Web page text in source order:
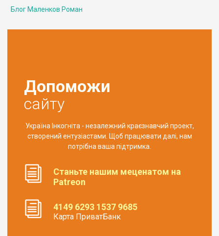
Блог Маленков Роман
Допоможи
сайту
Україна Інкогніта - незалежний краєзнавчий проект,
створений ентузіастами. Щоб працювати далі, нам
потрібна ваша підтримка.
Станьте нашим меценатом на
Patreon
4149 6293 1537 9685
Карта ПриватБанк